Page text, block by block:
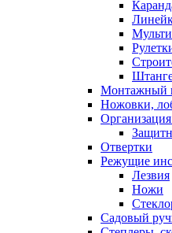
Монтажный
Ножовки,
Организация
Отвертки
Режущие
Лезвия
Ножи
Садовый